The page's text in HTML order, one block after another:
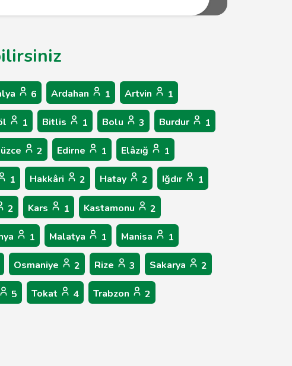
6 Ardahan 1 Artvin 1
1 Bitlis 1 Bolu 3 Burdur 1
2 Edirne 1 Elâzığ 1
1 Hakkâri 2 Hatay 2 Iğdır 1
2 Kars 1 Kastamonu 2
1 Malatya 1 Manisa 1
Osmaniye 2 Rize 3 Sakarya 2
5 Tokat 4 Trabzon 2